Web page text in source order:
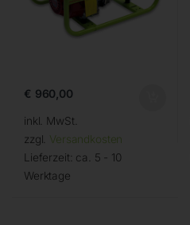
€ 960,00
inkl. MwSt.
zzgl. Versandkosten
Lieferzeit: ca. 5 - 10
Werktage